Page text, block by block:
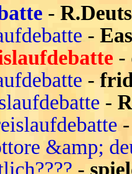
-
-
-
-
-
&amp;
-